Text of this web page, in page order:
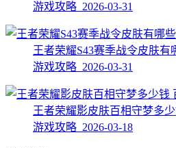
游戏攻略 2026-03-31
王者荣耀S43赛季战令皮肤有
游戏攻略 2026-03-31
王者荣耀影皮肤百相守梦多
游戏攻略 2026-03-18